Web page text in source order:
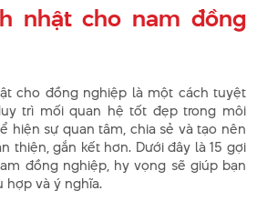
nhật cho nam đồng
cho đồng nghiệp là một cách tuyệt
trì mối quan hệ tốt đẹp trong môi
hiện sự quan tâm, chia sẻ và tạo nên
thiện, gắn kết hơn. Dưới đây là 15 gợi
đồng nghiệp, hy vọng sẽ giúp bạn
và ý nghĩa.